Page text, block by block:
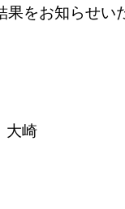
果をお知らせい
大崎